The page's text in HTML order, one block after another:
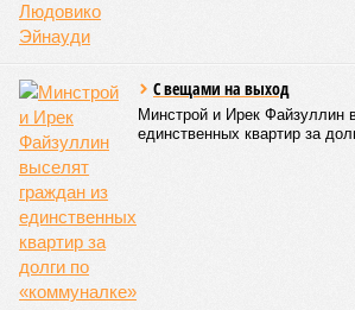
катастрофой пандемии.
бедствий занимает смертоносный
ставший самым мощным среди себе
историю наблюдений. Он поразил
Бангладеш, тогда называвшейся
индийского штата Западная Бенгалия.
жизни полумиллиона человек.
Кажется, стремящаяся сохранить свою
что-то знала о том, какие именно страны
временем самыми «грязными» в плане